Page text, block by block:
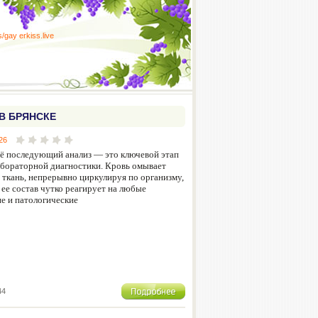
gay erkiss.live
БРЯНСКЕ
последующий анализ — это ключевой этап
диагностики. Кровь омывает
непрерывно циркулируя по организму,
состав чутко реагирует на любые
и патологические